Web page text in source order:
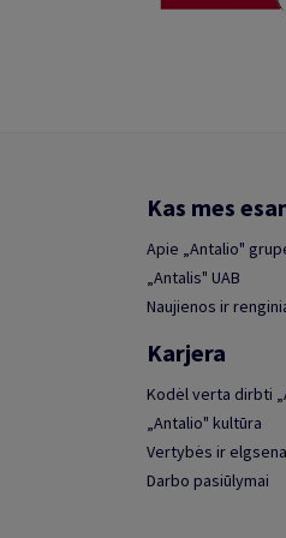
Kas mes
Apie „Antalio"
„Antalis" UAB
Naujienos ir
Karjera
Kodėl verta dirbti
„Antalio" kultūra
Vertybės ir elgsena
Darbo pasiūlymai